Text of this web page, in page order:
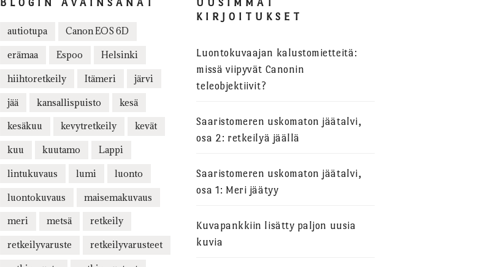
BLOGIN AVAINSANAT
autiotupa Canon EOS 6D
erämaa Espoo Helsinki
hiihtoretkeily Itämeri järvi
jää kansallispuisto kesä
kesäkuu kevytretkeily kevät
kuu kuutamo Lappi
lintukuvaus lumi luonto
luontokuvaus maisemakuvaus
meri metsä retkeily
retkeilyvaruste retkeilyvarusteet
UUSIMMAT
KIRJOITUKSET
Luontokuvaajan kalustomietteitä:
missä viipyvät Canonin
teleobjektiivit?
Saaristomeren uskomaton jäätalvi,
osa 2: retkeilyä jäällä
Saaristomeren uskomaton jäätalvi,
osa 1: Meri jäätyy
Kuvapankkiin lisätty paljon uusia
kuvia